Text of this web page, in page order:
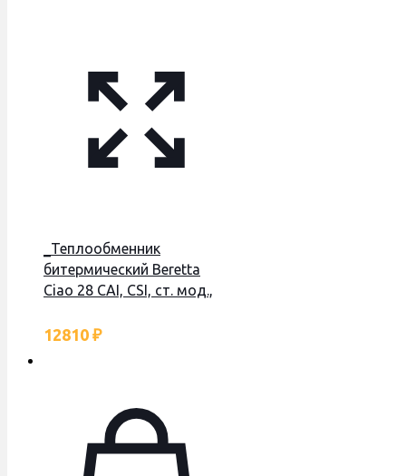
_Теплообменник
битермический Beretta
Ciao 28 CAI, CSI, ст. мод.,
12810 ₽